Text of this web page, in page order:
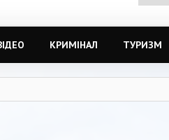
КРИМІНАЛ ТУРИЗМ